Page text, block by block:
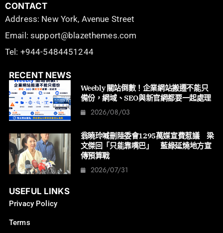
CONTACT
Address: New York, Avenue Street
Email: support@blazethemes.com
Tel: +944-5484451244
RECENT NEWS
Weebly 關站倒數！企業網站搬遷不能只
備份，網域、SEO與新官網都要一起處理
2026/08/03
翁曉玲喊刪陸委會1295萬媒宣費惹議 梁
文傑回「只能靠嘴巴」 藍綠延燒地方宣
傳預算戰
2026/07/31
USEFUL LINKS
Privacy Policy
Terms